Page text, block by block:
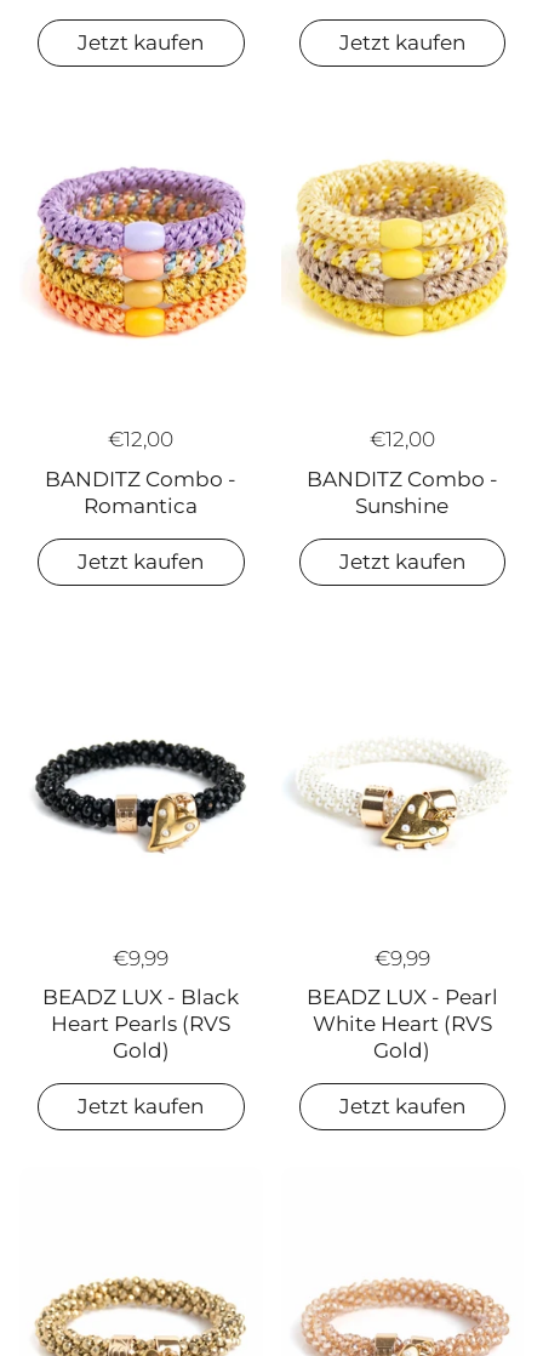
Jetzt kaufen Jetzt kaufen
€12,00
BANDITZ Combo -
Romantica
Jetzt kaufen
€12,00
BANDITZ Combo -
Sunshine
Jetzt kaufen
€9,99
BEADZ LUX - Black
Heart Pearls (RVS
Gold)
Jetzt kaufen
€9,99
BEADZ LUX - Pearl
White Heart (RVS
Gold)
Jetzt kaufen